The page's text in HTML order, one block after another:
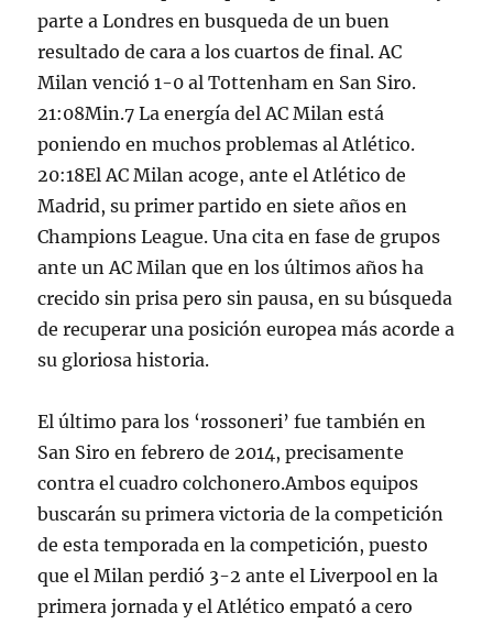
parte a Londres en busqueda de un buen
resultado de cara a los cuartos de final. AC
Milan venció 1-0 al Tottenham en San Siro.
21:08Min.7 La energía del AC Milan está
poniendo en muchos problemas al Atlético.
20:18El AC Milan acoge, ante el Atlético de
Madrid, su primer partido en siete años en
Champions League. Una cita en fase de grupos
ante un AC Milan que en los últimos años ha
crecido sin prisa pero sin pausa, en su búsqueda
de recuperar una posición europea más acorde a
su gloriosa historia.
El último para los ‘rossoneri’ fue también en
San Siro en febrero de 2014, precisamente
contra el cuadro colchonero.Ambos equipos
buscarán su primera victoria de la competición
de esta temporada en la competición, puesto
que el Milan perdió 3-2 ante el Liverpool en la
primera jornada y el Atlético empató a cero